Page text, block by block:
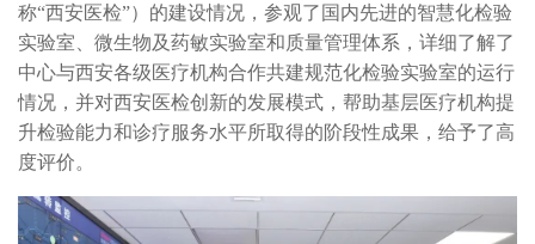
称“西安医检”）的建设情况，参观了国内先进的智慧化检验
实验室、微生物及药敏实验室和质量管理体系，详细了解了
中心与西安各级医疗机构合作共建规范化检验实验室的运行
情况，并对西安医检创新的发展模式，帮助基层医疗机构提
升检验能力和诊疗服务水平所取得的阶段性成果，给予了高
度评价。